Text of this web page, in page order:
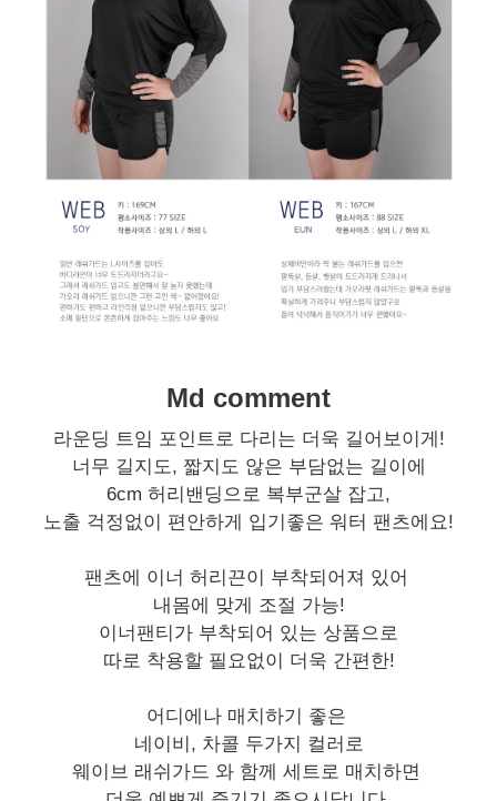
Md comment
라운딩 트임 포인트로 다리는 더욱 길어보이게!
너무 길지도, 짧지도 않은 부담없는 길이에
6cm 허리밴딩으로 복부군살 잡고,
노출 걱정없이 편안하게 입기좋은 워터 팬츠에요!
팬츠에 이너 허리끈이 부착되어져 있어
내몸에 맞게 조절 가능!
이너팬티가 부착되어 있는 상품으로
따로 착용할 필요없이 더욱 간편한!
어디에나 매치하기 좋은
네이비, 차콜 두가지 컬러로
웨이브 래쉬가드 와 함께 세트로 매치하면